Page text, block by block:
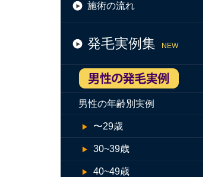
施術の流れ
発毛実例集 NEW
男性の年齢別実例
〜29歳
30~39歳
40~49歳